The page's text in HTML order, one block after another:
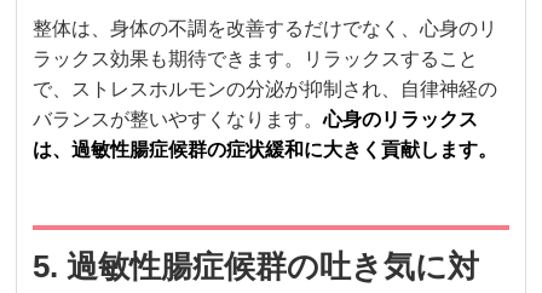
整体は、身体の不調を改善するだけでなく、心身のリ
ラックス効果も期待できます。リラックスすること
で、ストレスホルモンの分泌が抑制され、自律神経の
バランスが整いやすくなります。心身のリラックス
は、過敏性腸症候群の症状緩和に大きく貢献します。
5. 過敏性腸症候群の吐き気に対